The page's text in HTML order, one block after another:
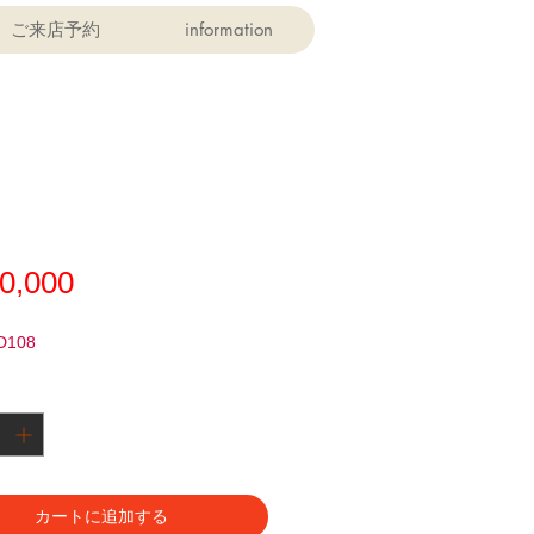
ご来店予約 information
価
カートに追加する